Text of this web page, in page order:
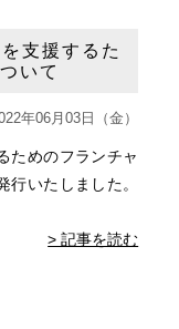
支援するた
いて
年06月03日（金）
ためのフランチャ
いたしました。
> 記事を読む